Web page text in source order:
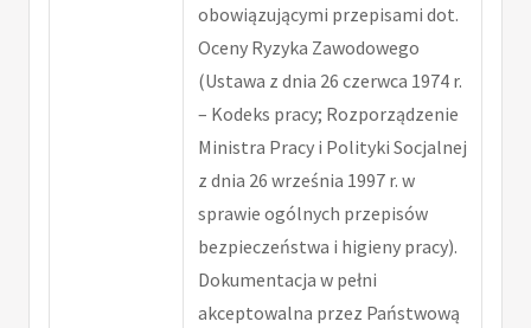
obowiązującymi przepisami dot.
Oceny Ryzyka Zawodowego
(Ustawa z dnia 26 czerwca 1974 r.
– Kodeks pracy; Rozporządzenie
Ministra Pracy i Polityki Socjalnej
z dnia 26 września 1997 r. w
sprawie ogólnych przepisów
bezpieczeństwa i higieny pracy).
Dokumentacja w pełni
akceptowalna przez Państwową